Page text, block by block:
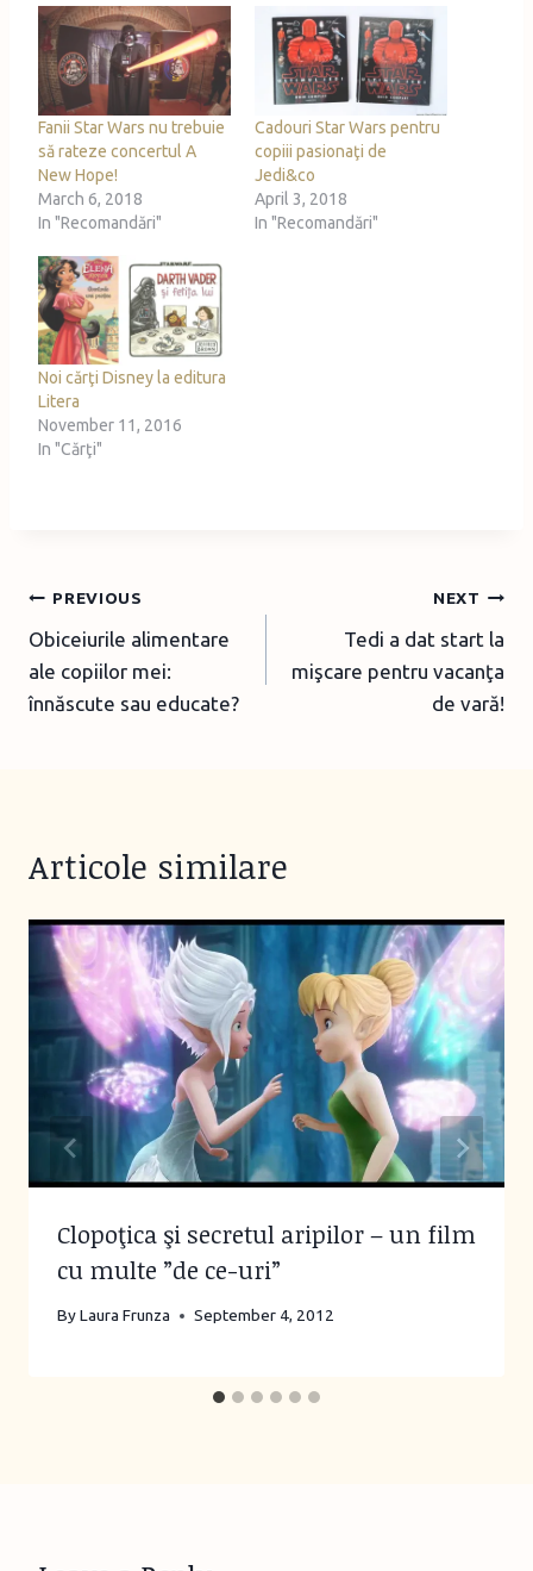
Fanii Star Wars nu trebuie
să rateze concertul A
New Hope!
March 6, 2018
In "Recomandări"
Cadouri Star Wars pentru
copiii pasionaţi de
Jedi&co
April 3, 2018
In "Recomandări"
Noi cărţi Disney la editura
Litera
November 11, 2016
In "Cărţi"
Post
navigation
PREVIOUS
Obiceiurile alimentare
ale copiilor mei:
înnăscute sau educate?
NEXT
Tedi a dat start la
mişcare pentru vacanţa
de vară!
Articole similare
Clopoţica şi secretul aripilor – un film
cu multe ”de ce-uri”
ByLaura Frunza September 4, 2012